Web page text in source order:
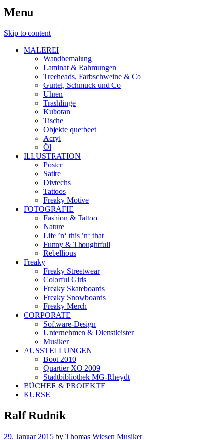
Menu
Skip to content
MALEREI
Wandbemalung
Laminat & Rahmungen
Treeheads, Farbschweine & Co
Gürtel, Schmuck und Co
Uhren
Trashlinge
Kubotan
Tische
Objekte querbeet
Acryl
Öl
ILLUSTRATION
Poster
Satire
Divtechs
Tattoos
Freaky Motive
FOTOGRAFIE
Fashion & Tattoo
Nature
Life ’n‘ this ’n‘ that
Funny & Thoughtfull
Rebellious
Freaky
Freaky Streetwear
Colorful Girls
Freaky Skateboards
Freaky Snowboards
Freaky Merch
CORPORATE
Software-Design
Unternehmen & Dienstleister
Musiker
AUSSTELLUNGEN
Boot 2010
Quartier XO 2009
Stadtbibliothek MG-Rheydt
BÜCHER & PROJEKTE
KURSE
Ralf Rudnik
29. Januar 2015 by Thomas Wiesen Musiker